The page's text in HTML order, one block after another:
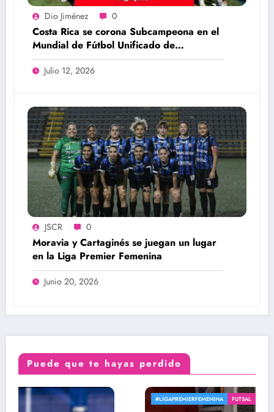
Dio Jiménez 0
Costa Rica se corona Subcampeona en el
Mundial de Fútbol Unificado de
Olimpiadas Especiales París 2026
Julio 12, 2026
JSCR 0
Moravia y Cartaginés se juegan un lugar
en la Liga Premier Femenina
Junio 20, 2026
Puede que te hayas perdido
#LIGAPREMIERFEMENINA